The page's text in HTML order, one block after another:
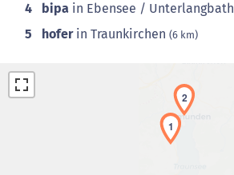
4 bipa in Ebensee / Unterlangbath
5 hoferin Traunkirchen (6 km)
1
2